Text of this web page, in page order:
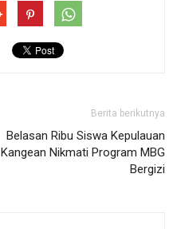
Berita berikutnya
Belasan Ribu Siswa Kepulauan
Kangean Nikmati Program MBG
Bergizi